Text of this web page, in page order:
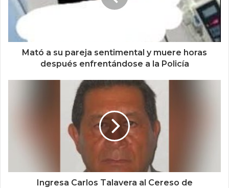
Mató a su pareja sentimental y muere horas
después enfrentándose a la Policía
Ingresa Carlos Talavera al Cereso de